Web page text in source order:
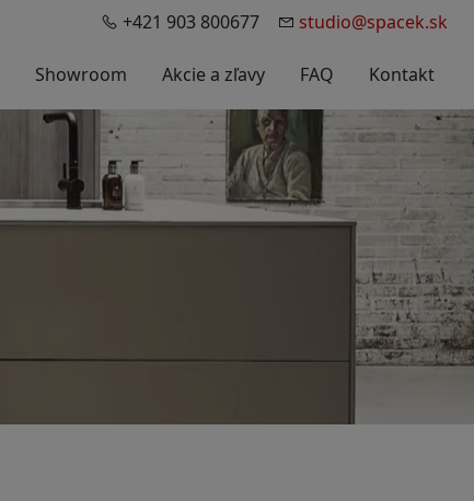
+421 903 800677 studio@spacek.sk
Showroom Akcie a zľavy FAQ Kontakt